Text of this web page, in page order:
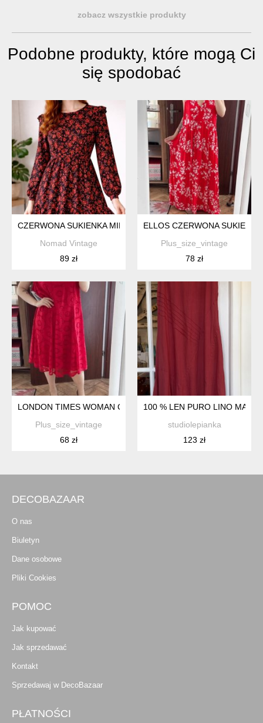
zobacz wszystkie produkty
Podobne produkty, które mogą Ci
się spodobać
CZERWONA SUKIENKA MIDI Z DŁUGIM RĘKAWEM WISKOZA
Nomad Vintage
89 zł
ELLOS CZERWONA
Plus_size_vintage
78 zł
LONDON TIMES WOMAN CZERWONA KORONKOWA
Plus_size_vintage
68 zł
100 % LEN PURO LINO MAXI
studiolepianka
123 zł
DECOBAZAAR
O nas
Biuletyn
Dane osobowe
Pliki Cookies
POMOC
Jak kupować
Jak sprzedawać
Kontakt
Sprzedawaj w DecoBazaar
PŁATNOŚCI